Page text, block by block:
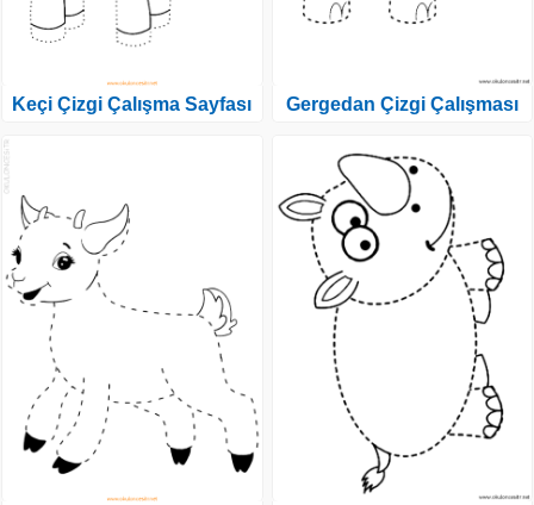
Keçi Çizgi Çalışma Sayfası Gergedan Çizgi Çalışması